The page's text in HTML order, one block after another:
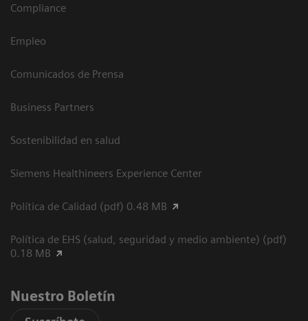
Compliance
Empleo
Comunicados de Prensa
Business Partners
Sostenibilidad en salud
Siemens Healthineers Experience Center
Política de Calidad (pdf) 0.48 MB
Política de EHS (salud, seguridad y medio ambiente) (pdf)
0.18 MB
Nuestro Boletín